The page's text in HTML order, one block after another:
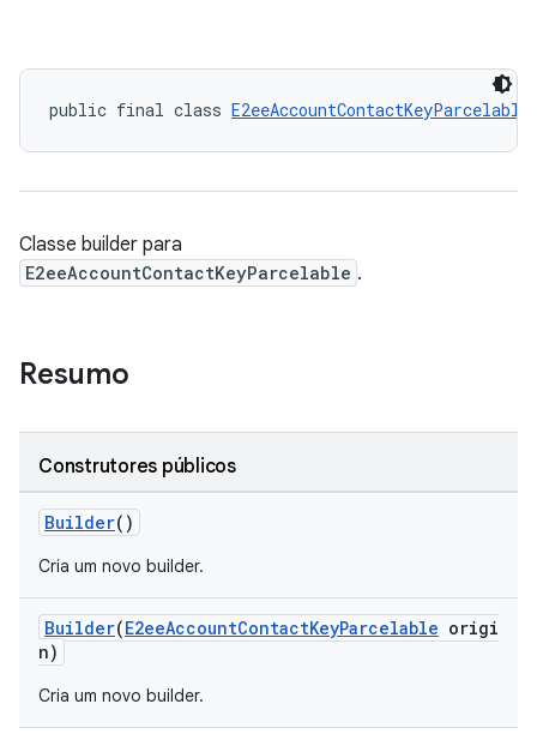
public final class
Classe builder para
E2eeAccountContactKeyParcelable .
Resumo
Construtores públicos
Builder()
Cria um novo builder.
Builder(E2eeAccountContactKeyParcelable origi
n)
Cria um novo builder.